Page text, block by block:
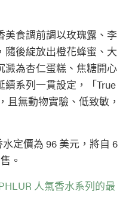
美食調前調以玫瑰露、李
隨後綻放出橙花蜂蜜、大
澱為杏仁蛋糕、焦糖開心
系列一貫設定，「True
，且無動物實驗、低致敏，
水定價為 96 美元，將自 6
。
人氣香水系列的最